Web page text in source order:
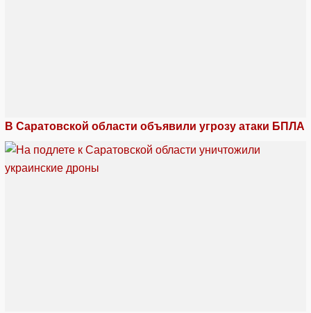
В Саратовской области объявили угрозу атаки БПЛА